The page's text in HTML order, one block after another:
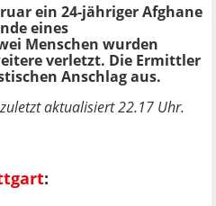
ein 24-jähriger Afghane
eines
Menschen wurden
verletzt. Die Ermittler
Anschlag aus.
aktualisiert 22.17 Uhr.
: